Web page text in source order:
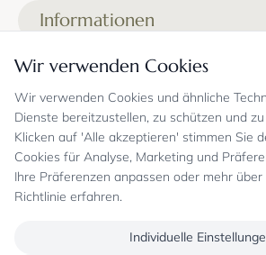
Wir verwenden Cookies
Wir verwenden Cookies und ähnliche
Dienste bereitzustellen, zu schützen und
Klicken auf 'Alle akzeptieren' stimmen Sie
Cookies für Analyse, Marketing und
Ihre Präferenzen anpassen oder mehr
Richtlinie erfahren.
Individuelle
Liefer- und Versandkosten
Zahlungsmöglichkeiten
Gutschein
Sicheres Einkaufen und
FAQ
Jobs
Bekannt aus
Newsletter
Informationen
Kontakt
Showrooms
Datenschutz
Allgemeine
Widerrufsrecht, Widerrufsfolgen
Impressum
Blog
Sicheres Einkaufen
Echte Kundenbewertungen
Überweisung erst kurz vor
Oder per PayPal (mit Käuferschutz)
Sichere Zahlung mit SSL-
Zahlungsarten